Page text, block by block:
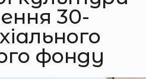
30-
фонду